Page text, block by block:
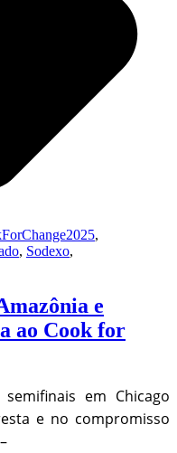
,
, Sodexo,
e
ao Cook for
em Chicago
e no compromisso